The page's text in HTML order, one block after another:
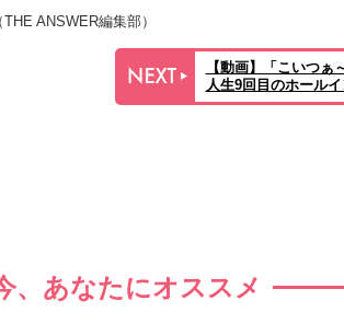
THE ANSWER編集部）
【動画】「こいつ
人生9回目のホール
、あなたにオススメ